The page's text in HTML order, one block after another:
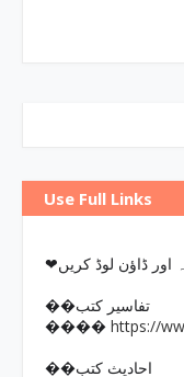
Use Full Links
��تفاسیر کتب
���� https://
��احادیث کتب